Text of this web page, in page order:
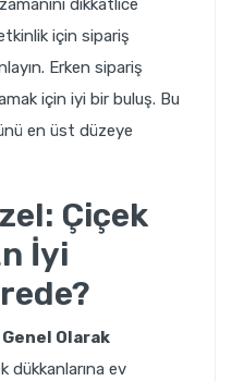
dikkatlice
için sipariş
Erken sipariş
için iyi bir buluş. Bu
en üst düzeye
Çiçek
İyi
Olarak
dükkanlarına ev